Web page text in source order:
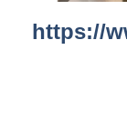
https://